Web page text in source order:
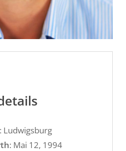
: Ludwigsburg
: Mai 12, 1994